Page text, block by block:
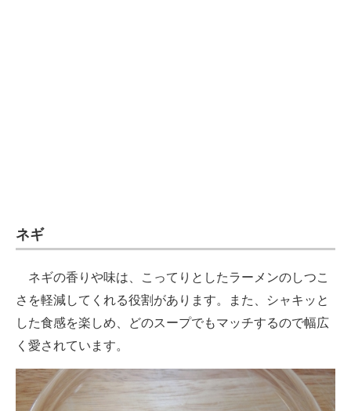
ネギ
ネギの香りや味は、こってりとしたラーメンのしつこ
さを軽減してくれる役割があります。また、シャキッと
した食感を楽しめ、どのスープでもマッチするので幅広
く愛されています。